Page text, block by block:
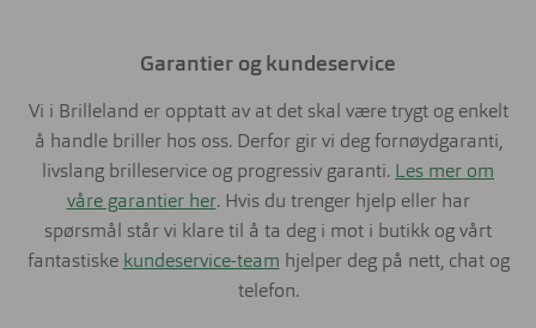
Garantier og kundeservice
Vi i Brilleland er opptatt av at det skal være trygt og enkelt
å handle briller hos oss. Derfor gir vi deg fornøydgaranti,
livslang brilleservice og progressiv garanti. Les mer om
våre garantier her. Hvis du trenger hjelp eller har
spørsmål står vi klare til å ta deg i mot i butikk og vårt
fantastiske kundeservice-team hjelper deg på nett, chat og
telefon.